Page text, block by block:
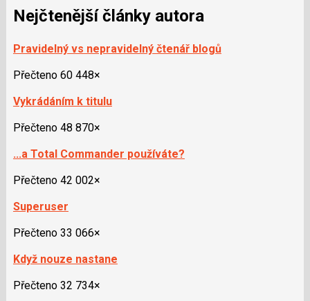
Nejčtenější články autora
Pravidelný vs nepravidelný čtenář blogů
Přečteno 60 448×
Vykrádáním k titulu
Přečteno 48 870×
...a Total Commander používáte?
Přečteno 42 002×
Superuser
Přečteno 33 066×
Když nouze nastane
Přečteno 32 734×